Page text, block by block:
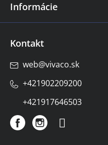
Informácie
Kontakt
web@vivaco.sk
+421902209200
+421917646503